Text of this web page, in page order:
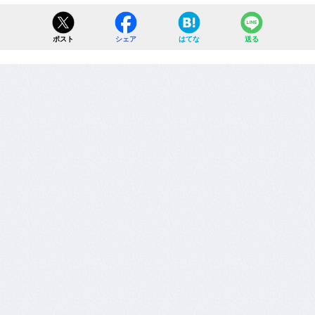
ポスト シェア はてな 送る